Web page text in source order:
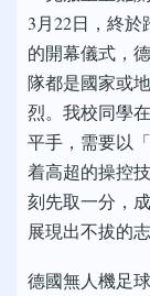
3月22日，終
的開幕儀式，
隊都是國家或
烈。我校同學
平手，需要以
着高超的操控
刻先取一分，
展現出不拔的
德國無人機足